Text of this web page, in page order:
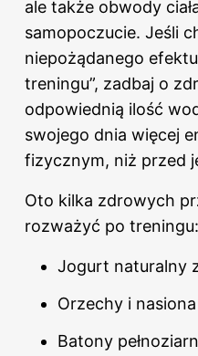
ale także obwody
samopoczucie. Jeśli
niepożądanego
treningu”, zadbaj o
odpowiednią ilość
swojego dnia więcej
fizycznym, niż przed
Oto kilka zdrowych
rozważyć po treningu:
Jogurt naturalny
Orzechy i nasiona
Batony